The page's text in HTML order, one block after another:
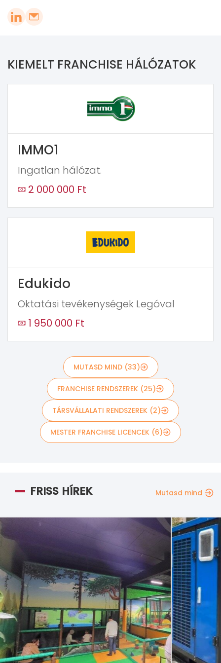
KIEMELT FRANCHISE HÁLÓZATOK
IMMO1
Ingatlan hálózat.
2 000 000 Ft
Edukido
Oktatási tevékenységek Legóval
1 950 000 Ft
MUTASD MIND (33)
FRANCHISE RENDSZEREK (25)
TÁRSVÁLLALATI RENDSZEREK (2)
MESTER FRANCHISE LICENCEK (6)
FRISS HÍREK Mutasd mind